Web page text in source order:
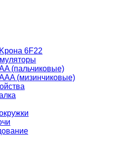
6F22
(пальчиковые)
(мизинчиковые)